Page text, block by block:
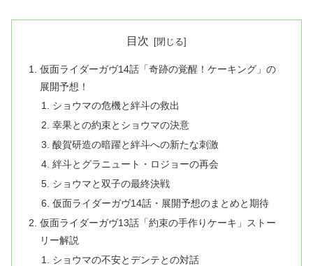
目次
仮面ライダーガヴ14話「奇跡の覚醒！ケーキング」の
展開予想！
ショウマの危機と絆斗の救出
幸果との約束とショウマの決意
酸賀研造の暗躍と絆斗への新たな刺激
絆斗とグラニュート・ロジョーの再会
ショウマと双子の最終決戦
仮面ライダーガヴ14話・展開予想のまとめと期待
仮面ライダーガヴ13話「約束の手作りケーキ」ストー
リー解説
ショウマの不安とデンテとの対話